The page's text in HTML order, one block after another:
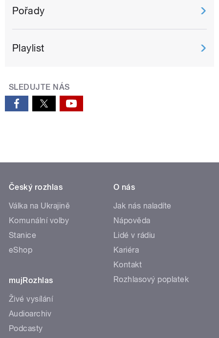
Pořady
Playlist
SLEDUJTE NÁS
Český rozhlas
Válka na Ukrajině
Komunální volby
Stanice
eShop
mujRozhlas
Živé vysílání
Audioarchiv
Podcasty
O nás
Jak nás naladíte
Nápověda
Lidé v rádiu
Kariéra
Kontakt
Rozhlasový poplatek